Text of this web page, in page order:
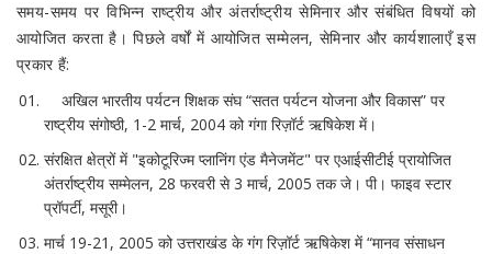
समय-समय पर विभिन्न राष्ट्रीय और अंतर्राष्ट्रीय सेमिनार और संबंधित विषयों को
आयोजित करता है। पिछले वर्षों में आयोजित सम्मेलन, सेमिनार और कार्यशालाएँ इस
प्रकार हैं:
अखिल भारतीय पर्यटन शिक्षक संघ “सतत पर्यटन योजना और विकास” पर
राष्ट्रीय संगोष्ठी, 1-2 मार्च, 2004 को गंगा रिज़ॉर्ट ऋषिकेश में।
संरक्षित क्षेत्रों में "इकोटूरिज्म प्लानिंग एंड मैनेजमेंट" पर एआईसीटीई प्रायोजित
अंतर्राष्ट्रीय सम्मेलन, 28 फरवरी से 3 मार्च, 2005 तक जे। पी। फाइव स्टार
प्रॉपर्टी, मसूरी।
मार्च 19-21, 2005 को उत्तराखंड के गंग रिज़ॉर्ट ऋषिकेश में “मानव संसाधन